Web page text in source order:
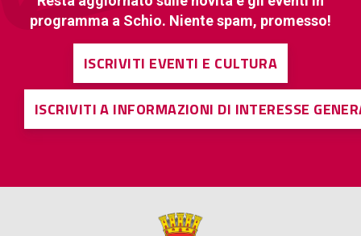
programma a Schio. Niente spam, promesso!
ISCRIVITI EVENTI E CULTURA
ISCRIVITI A INFORMAZIONI DI INTERESSE